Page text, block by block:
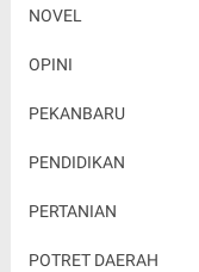
NOVEL
OPINI
PEKANBARU
PENDIDIKAN
PERTANIAN
POTRET DAERAH